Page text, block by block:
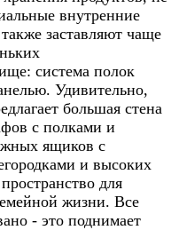
внутренние
заставляют чаще
система полок
Удивительно,
большая стена
с полками и
ящиков с
и высоких
для
жизни. Все
- это поднимает